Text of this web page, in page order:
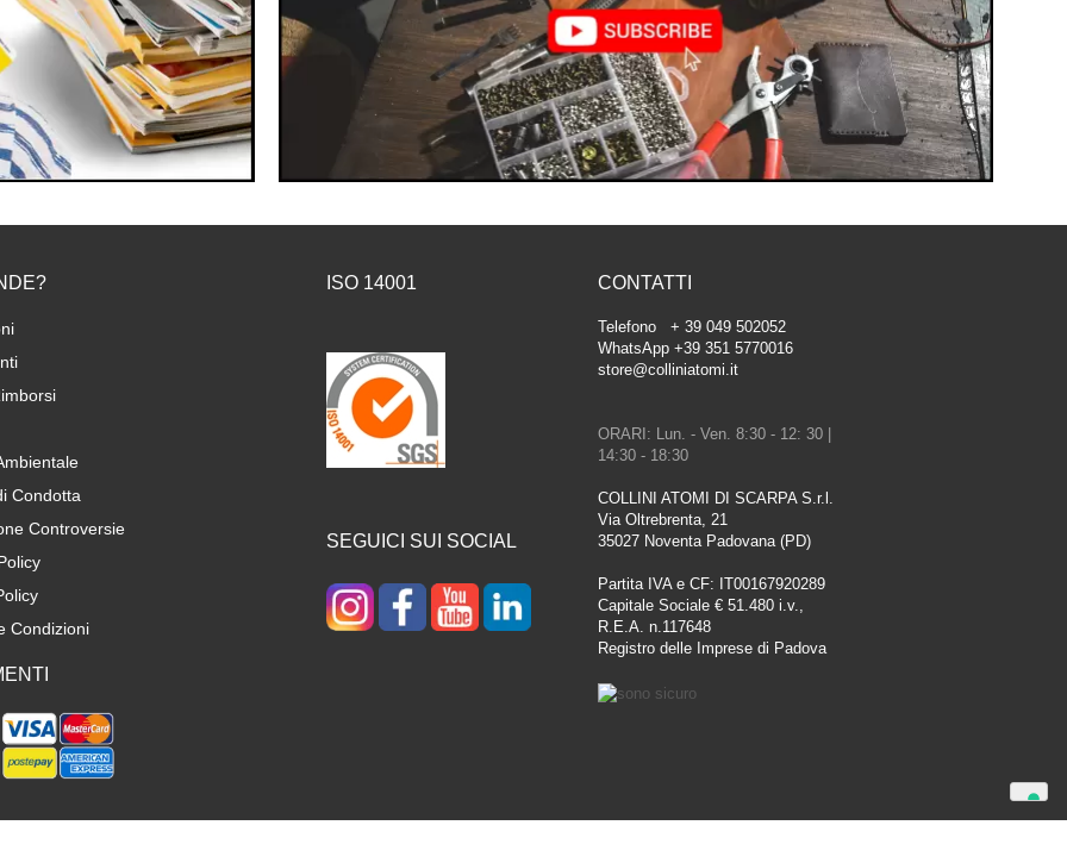
Condotta
Controversie
Condizioni
ISO 14001
SEGUICI SUI SOCIAL
CONTATTI
Telefono + 39 049 502052
WhatsApp +39 351 5770016
store@colliniatomi.it
ORARI: Lun. - Ven. 8:30 - 12: 30 |
14:30 - 18:30
COLLINI ATOMI DI SCARPA S.r.l.
Via Oltrebrenta, 21
35027 Noventa Padovana (PD)
Partita IVA e CF: IT00167920289
Capitale Sociale € 51.480 i.v.,
R.E.A. n.117648
Registro delle Imprese di Padova